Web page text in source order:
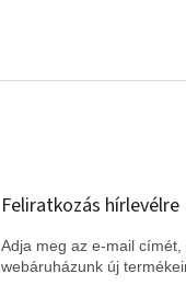
Feliratkozás hírlevélre
Adja meg az e-mail
webáruházunk új